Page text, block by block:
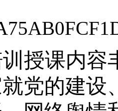
授课内容
党的建设